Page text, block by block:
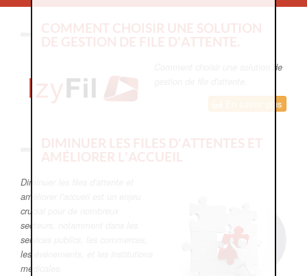
COMMENT CHOISIR UNE SOLUTION
DE GESTION DE FILE D'ATTENTE.
Comment choisir une solution de
En savoir plus
DIMINUER LES FILES D'ATTENTES ET
AMÉLIORER L'ACCUEIL
Diminuer les files d'attente et
améliorer l'accueil est un enjeu
crucial pour de nombreux
secteurs, notamment dans les
services publics, les commerces,
les événements, et les institutions
médicales.